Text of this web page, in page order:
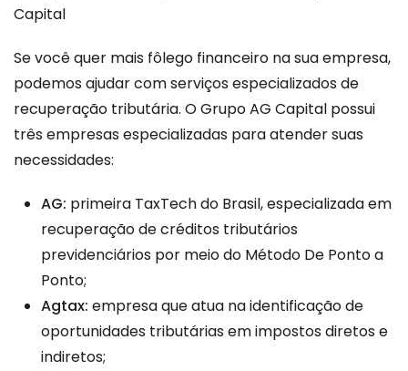
Capital
Se você quer mais fôlego financeiro na sua empresa,
podemos ajudar com serviços especializados de
recuperação tributária. OGrupo AG Capital possui
três empresas especializadas para atender suas
necessidades:
AG: primeira TaxTech do Brasil, especializada em
recuperação de créditos tributários
previdenciários por meio do Método De Ponto a
Ponto;
Agtax: empresa que atua na identificação de
oportunidades tributárias em impostos diretos e
indiretos;